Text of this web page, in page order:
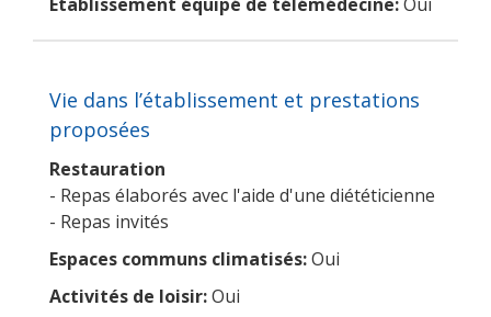
Vie dans l’établissement et prestations
proposées
Restauration
- Repas élaborés avec l'aide d'une diététicienne
- Repas invités
Espaces communs climatisés:Oui
Activités de loisir:Oui